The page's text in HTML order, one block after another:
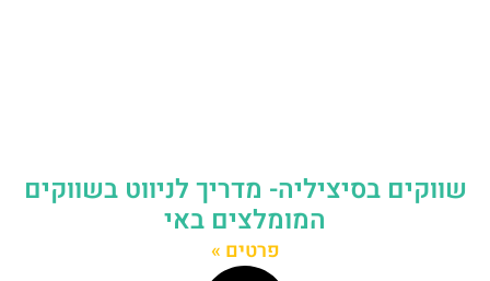
שווקים בסיציליה- מדריך לניווט בשווקים
המומלצים באי
פרטים »